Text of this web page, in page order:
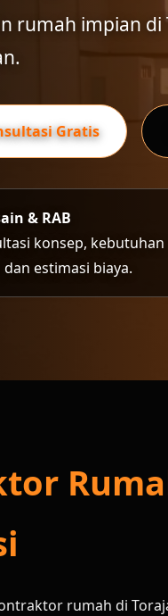
rumah impian di
Gratis
& RAB
konsep, kebutuhan
estimasi biaya.
rumah di